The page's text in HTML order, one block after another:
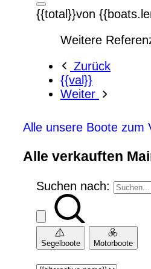
{{total}}von
Weitere
Zurück
{{val}}
Weiter
Alle unsere Boote zum
Alle verkauften
Suchen nach:
Segelboote Motorboote